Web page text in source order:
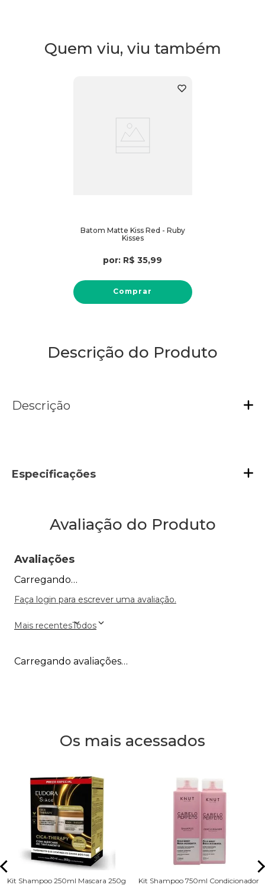
Quem viu, viu também
Batom Matte Kiss Red - Ruby
Kisses
por: R$ 35,99
Comprar
Descrição do Produto
Descrição
Especificações
Avaliação do Produto
Avaliações
Carregando…
Faça login para escrever uma avaliação.
Mais recentesTodos
Carregando avaliações…
Os mais acessados
Kit Shampoo 250ml Mascara 250g
Kit Shampoo 750ml Condicionador